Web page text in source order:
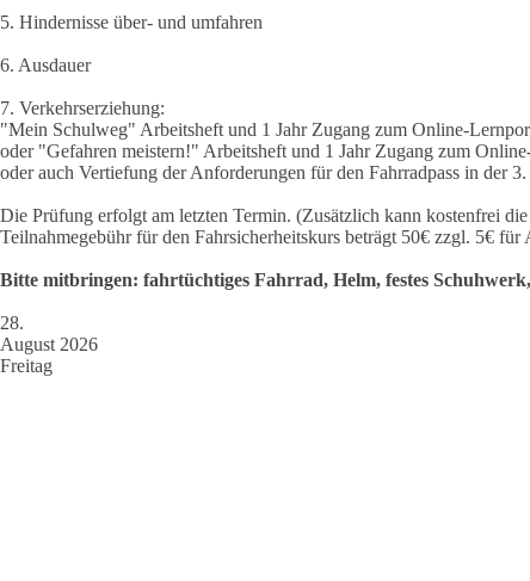
5. Hindernisse über- und umfahren
6. Ausdauer
7. Verkehrserziehung:
"Mein Schulweg" Arbeitsheft und 1 Jahr Zugang zum Online-
oder "Gefahren meistern!" Arbeitsheft und 1 Jahr Zugang zum
oder auch Vertiefung der Anforderungen für den Fahrradpass in der
Die Prüfung erfolgt am letzten Termin. (Zusätzlich kann kostenfrei
Teilnahmegebühr für den Fahrsicherheitskurs beträgt 50€ zzgl. 5€ für
Bitte mitbringen: fahrtüchtiges Fahrrad, Helm, festes
28.
August 2026
Freitag